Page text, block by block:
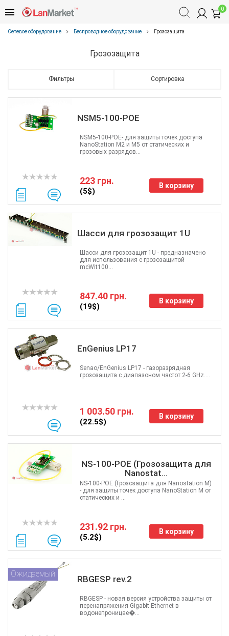
0
Сетевое оборудование Беспроводное оборудование Грозозащита
Грозозащита
Фильтры Сортировка
NSM5-100-POE
223 грн.
(5$)
В корзину
NSM5-100-POE- для защиты точек доступа
NanoStation M2 и M5 от статических и
грозовых разрядов...
Шасси для грозозащит 1U
847.40 грн.
(19$)
В корзину
Шасси для грозозащит 1U - предназначено
для использования с грозозащитой
mcWit100...
EnGenius LP17
1 003.50 грн.
(22.5$)
В корзину
Senao/EnGenius LP17 - газоразрядная
грозозащита с диапазоном частот 2-6 GHz....
NS-100-POE (Грозозащита для
Nanostat...
231.92 грн.
(5.2$)
В корзину
NS-100-POE (Грозозащита для Nanostation M)
- для защиты точек доступа NanoStation M от
статических и ...
RBGESP rev.2
Ожидаемый
RBGESP - новая версия устройства защиты от
перенапряжения Gigabit Ethernet в
водонепроницае�...